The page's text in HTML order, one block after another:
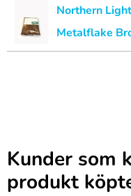
Northern
Metalflake
Kunder som
produkt